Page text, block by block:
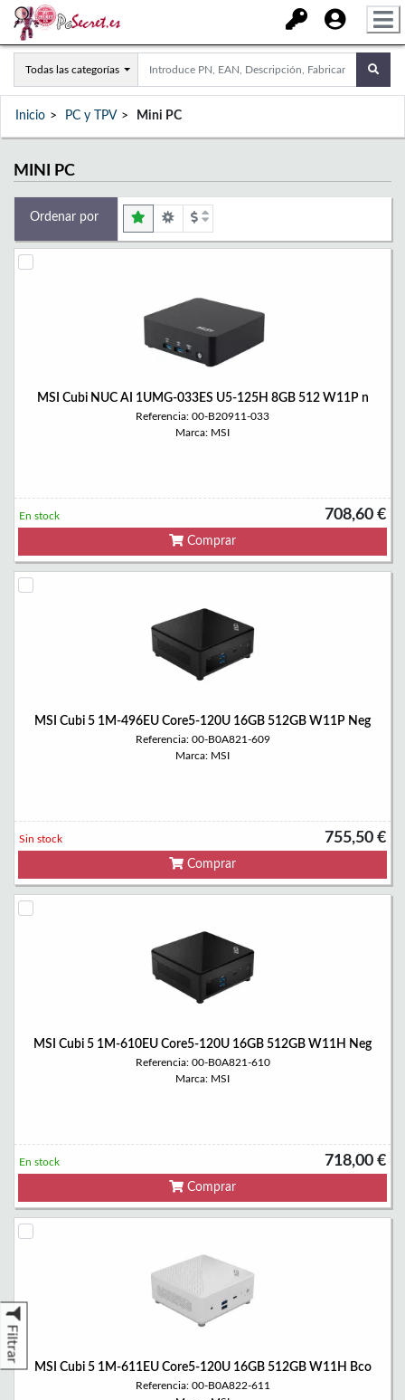
Todas las categorías
Inicio PC y TPV Mini PC
MINI PC
Filtrar
Ordenar por
MSI Cubi NUC AI 1UMG-033ES U5-125H 8GB 512 W11P n
Referencia: 00-B20911-033
Marca: MSI
708,60 €
En stock
Comprar
MSI Cubi 5 1M-496EU Core5-120U 16GB 512GB W11P Neg
Referencia: 00-B0A821-609
Marca: MSI
755,50 €
Sin stock
Comprar
MSI Cubi 5 1M-610EU Core5-120U 16GB 512GB W11H Neg
Referencia: 00-B0A821-610
Marca: MSI
718,00 €
En stock
Comprar
MSI Cubi 5 1M-611EU Core5-120U 16GB 512GB W11H Bco
Referencia: 00-B0A822-611